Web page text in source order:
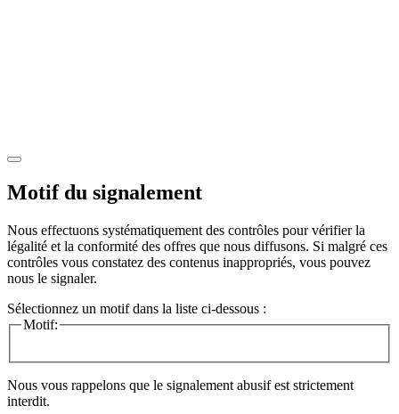
Motif du signalement
Nous effectuons systématiquement des contrôles pour vérifier la
légalité et la conformité des offres que nous diffusons. Si malgré ces
contrôles vous constatez des contenus inappropriés, vous pouvez
nous le signaler.
Sélectionnez un motif dans la liste ci-dessous :
Motif:
Nous vous rappelons que le signalement abusif est strictement
interdit.